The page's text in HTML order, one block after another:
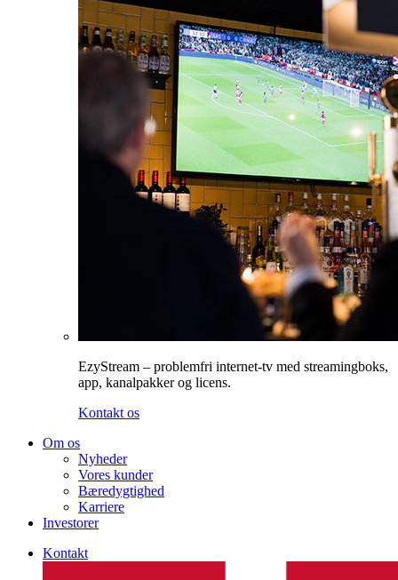
EzyStream – problemfri internet-tv med streamingboks,
app, kanalpakker og licens.
Kontakt os
Om os
Nyheder
Vores kunder
Bæredygtighed
Karriere
Investorer
Kontakt